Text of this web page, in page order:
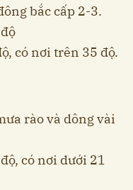
bắc cấp 2-3.
có nơi trên 35 độ.
rào và dông vài
có nơi dưới 21